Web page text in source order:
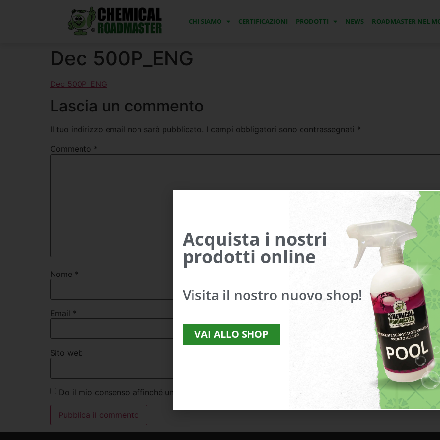
CHI SIAMO CERTIFICAZIONI PRODOTTI NEWS ROADMASTER NEL
Dec 500P_ENG
Dec 500P_ENG
Lascia un commento
Il tuo indirizzo email non sarà pubblicato. I campi obbligatori sono contrassegnati *
Commento *
Nome *
Email *
Sito web
Do il mio consenso affinché un cookie salvi i miei dati (nome, email, sito web) per il prossimo
Acquista i nostri
prodotti online
Visita il nostro nuovo shop!
VAI ALLO SHOP